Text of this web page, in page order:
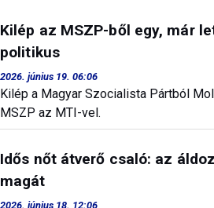
Kilép az MSZP-ből egy, már
politikus
2026. június 19. 06:06
Kilép a Magyar Szocialista Pártból
MSZP az MTI-vel.
Idős nőt átverő csaló: az
magát
2026. június 18. 12:06